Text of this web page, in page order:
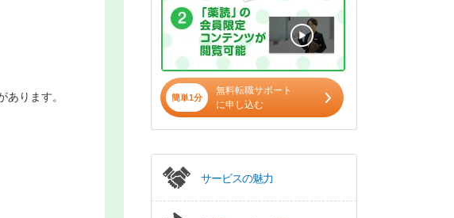
ります。
簡単1分
無料転職サポート
に申し込む
サービスの魅力